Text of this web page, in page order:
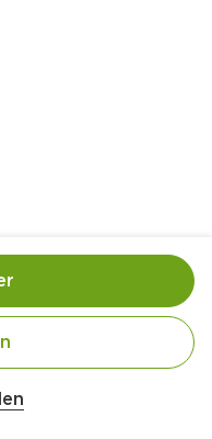
Bereiding